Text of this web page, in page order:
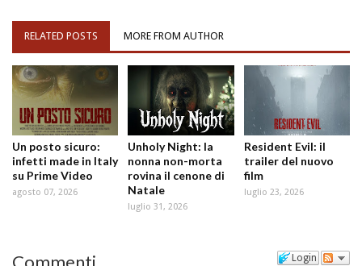
RELATED POSTS MORE FROM AUTHOR
Un posto sicuro:
infetti made in Italy
su Prime Video
agosto 07, 2026
Unholy Night: la
nonna non-morta
rovina il cenone di
Natale
luglio 31, 2026
Resident Evil: il
trailer del nuovo
film
luglio 23, 2026
Login